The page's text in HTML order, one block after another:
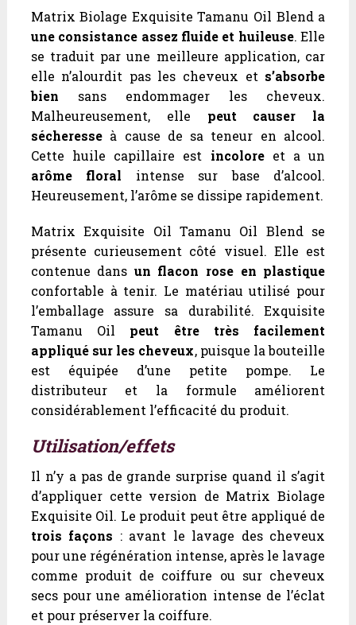
Matrix Biolage Exquisite Tamanu Oil Blend a
une consistance assez fluide et huileuse. Elle
se traduit par une meilleure application, car
elle n’alourdit pas les cheveux et s’absorbe
bien sans endommager les cheveux.
Malheureusement, elle peut causer la
sécheresseà cause de sa teneur en alcool.
Cette huile capillaire est incoloreet a un
arôme floral intense sur base d’alcool.
Heureusement, l’arôme se dissipe rapidement.
Matrix Exquisite Oil Tamanu Oil Blend se
présente curieusement côté visuel. Elle est
contenue dans un flacon rose en plastique
confortable à tenir. Le matériau utilisé pour
l’emballage assure sa durabilité. Exquisite
Tamanu Oil peut être très facilement
appliqué sur les cheveux, puisque la bouteille
est équipée d’une petite pompe. Le
distributeur et la formule améliorent
considérablement l’efficacité du produit.
Utilisation/effets
Il n’y a pas de grande surprise quand il s’agit
d’appliquer cette version de Matrix Biolage
Exquisite Oil. Le produit peut être appliqué de
trois façons : avant le lavage des cheveux
pour une régénération intense, après le lavage
comme produit de coiffure ou sur cheveux
secs pour une amélioration intense de l’éclat
et pour préserver la coiffure.